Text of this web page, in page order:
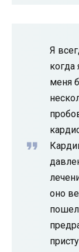
Я
когда
меня
оно